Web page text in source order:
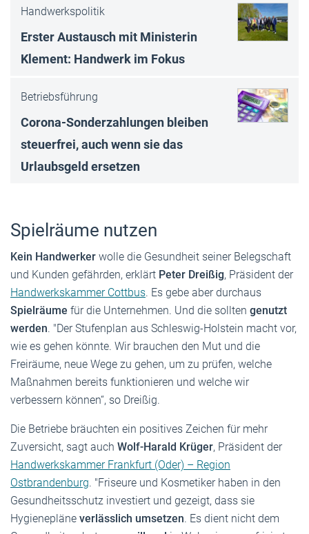
Handwerkspolitik
Erster Austausch mit Ministerin
Klement: Handwerk im Fokus
Betriebsführung
Corona-Sonderzahlungen bleiben
steuerfrei, auch wenn sie das
Urlaubsgeld ersetzen
Spielräume nutzen
Kein Handwerker wolle die Gesundheit seiner Belegschaft
und Kunden gefährden, erklärt Peter Dreißig, Präsident der
Handwerkskammer Cottbus. Es gebe aber durchaus
Spielräume für die Unternehmen. Und die sollten genutzt
werden. "Der Stufenplan aus Schleswig-Holstein macht vor,
wie es gehen könnte. Wir brauchen den Mut und die
Freiräume, neue Wege zu gehen, um zu prüfen, welche
Maßnahmen bereits funktionieren und welche wir
verbessern können“, so Dreißig.
Die Betriebe bräuchten ein positives Zeichen für mehr
Zuversicht, sagt auch Wolf-Harald Krüger, Präsident der
Handwerkskammer Frankfurt (Oder) – Region
Ostbrandenburg. "Friseure und Kosmetiker haben in den
Gesundheitsschutz investiert und gezeigt, dass sie
Hygienepläne verlässlich umsetzen. Es dient nicht dem